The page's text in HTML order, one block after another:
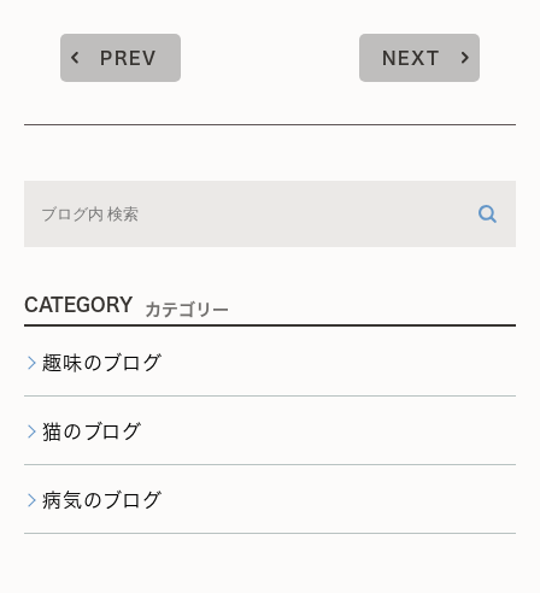
PREV NEXT
CATEGORY カテゴリー
趣味のブログ
猫のブログ
病気のブログ